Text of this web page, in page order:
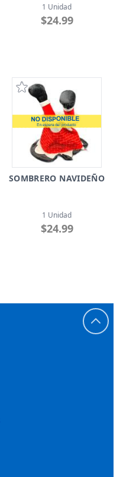
1 Unidad
$24.99
SOMBRERO NAVIDEÑO
1 Unidad
$24.99